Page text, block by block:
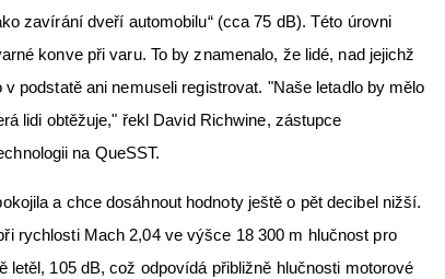
zavírání dveří automobilu“ (cca 75 dB). Této úrovni
konve při varu. To by znamenalo, že lidé, nad jejichž
podstatě ani nemuseli registrovat. "Naše letadlo by mělo
lidi obtěžuje," řekl David Richwine, zástupce
na QueSST.
a chce dosáhnout hodnoty ještě o pět decibel nižší.
rychlosti Mach 2,04 ve výšce 18 300 m hlučnost pro
letěl, 105 dB, což odpovídá přibližně hlučnosti motorové